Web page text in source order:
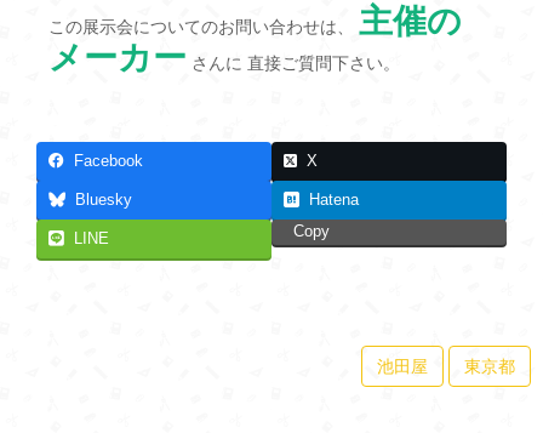
この展示会についてのお問い合わせは、 主催の
メーカー さんに 直接ご質問下さい。
Facebook X
Bluesky Hatena
LINE Copy
池田屋 東京都